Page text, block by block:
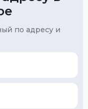
по адресу и